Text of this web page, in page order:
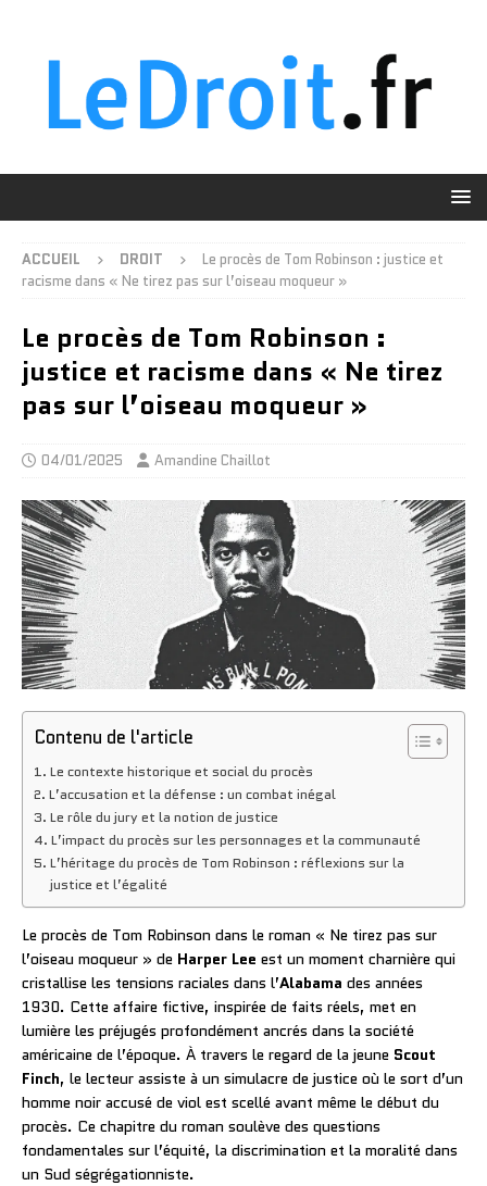
ACCUEIL DROIT
Le procès de Tom Robinson : justice et
racisme dans « Ne tirez pas sur l’oiseau moqueur »
Le procès de Tom Robinson :
justice et racisme dans « Ne tirez
pas sur l’oiseau moqueur »
04/01/2025 Amandine Chaillot
Contenu de l'article
Le contexte historique et social du procès
L’accusation et la défense : un combat inégal
Le rôle du jury et la notion de justice
L’impact du procès sur les personnages et la communauté
L’héritage du procès de Tom Robinson : réflexions sur la
justice et l’égalité
Le procès de Tom Robinson dans le roman « Ne tirez pas sur
l’oiseau moqueur » de Harper Lee est un moment charnière qui
cristallise les tensions raciales dans l’Alabama des années
1930. Cette affaire fictive, inspirée de faits réels, met en
lumière les préjugés profondément ancrés dans la société
américaine de l’époque. À travers le regard de la jeune Scout
Finch, le lecteur assiste à un simulacre de justice où le sort d’un
homme noir accusé de viol est scellé avant même le début du
procès. Ce chapitre du roman soulève des questions
fondamentales sur l’équité, la discrimination et la moralité dans
un Sud ségrégationniste.